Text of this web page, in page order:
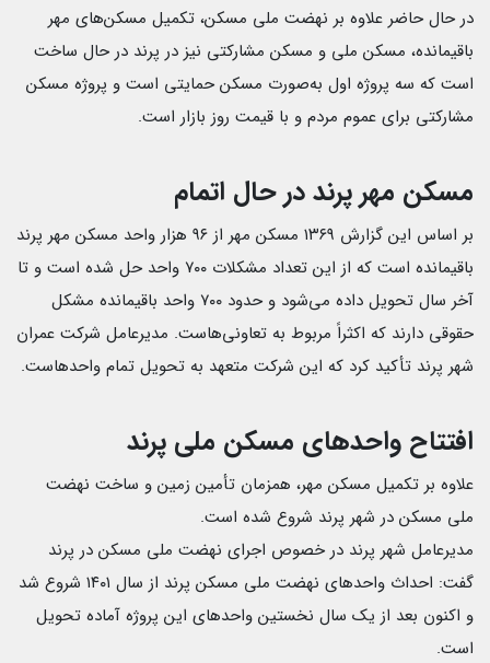
در حال حاضر علاوه بر نهضت ملی مسکن، تکمیل مسکن‌های مهر
باقیمانده، مسکن ملی و مسکن مشارکتی نیز در پرند در حال ساخت
است که سه پروژه اول به‌صورت مسکن حمایتی است و پروژه مسکن
مشارکتی برای عموم مردم و با قیمت روز بازار است.
مسکن مهر پرند در حال اتمام
بر اساس این گزارش ۱۳۶۹ مسکن مهر از ۹۶ هزار واحد مسکن مهر پرند
باقیمانده است که از این تعداد مشکلات ۷۰۰ واحد حل شده است و تا
آخر سال تحویل داده می‌شود و حدود ۷۰۰ واحد باقیمانده مشکل
حقوقی دارند که اکثراً مربوط به تعاونی‌هاست. مدیرعامل شرکت عمران
شهر پرند تأکید کرد که این شرکت متعهد به تحویل تمام واحدهاست.
افتتاح واحدهای مسکن ملی پرند
علاوه بر تکمیل مسکن مهر، همزمان تأمین زمین و ساخت نهضت
ملی مسکن در شهر پرند شروع شده است.
مدیرعامل شهر پرند در خصوص اجرای نهضت ملی مسکن در پرند
گفت: احداث واحدهای نهضت ملی مسکن پرند از سال ۱۴۰۱ شروع شد
و اکنون بعد از یک سال نخستین واحدهای این پروژه آماده تحویل
است.